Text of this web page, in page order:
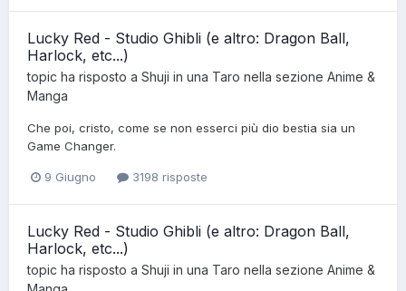
Lucky Red - Studio Ghibli (e altro: Dragon Ball,
Harlock, etc...)
topic ha risposto a Shuji in una Taro nella sezione Anime &
Manga
Che poi, cristo, come se non esserci più dio bestia sia un
Game Changer.
9 Giugno 3198 risposte
Lucky Red - Studio Ghibli (e altro: Dragon Ball,
Harlock, etc...)
topic ha risposto a Shuji in una Taro nella sezione Anime &